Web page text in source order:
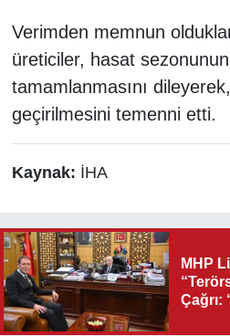
Verimden memnun
üreticiler, hasat sezonunun
tamamlanmasını
geçirilmesini temenni etti.
Kaynak: İHA
MHP
Çağrı: